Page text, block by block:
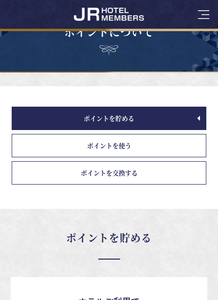
ポイントについて
ポイントを貯める
ポイントを使う
ポイントを交換する
ポイントを貯める